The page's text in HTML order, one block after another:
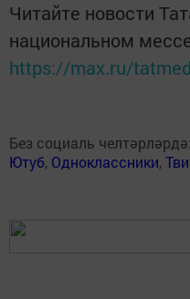
Читайте новости
национальном
https://max.ru/
Без социаль челтәрләрдә:
Ютуб, Одноклассники,